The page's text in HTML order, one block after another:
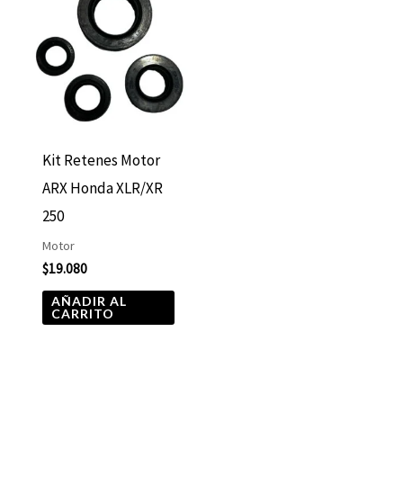
Kit Retenes Motor
ARX Honda XLR/XR
250
Motor
$19.080
AÑADIR AL
CARRITO